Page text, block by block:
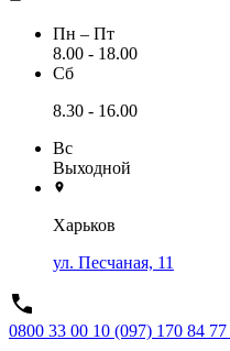
Пн – Пт
8.00 - 18.00
Сб
8.30 - 16.00
Вс
Выходной
Харьков
ул. Песчаная, 11
0800 33 00 10 (097) 170 84 77